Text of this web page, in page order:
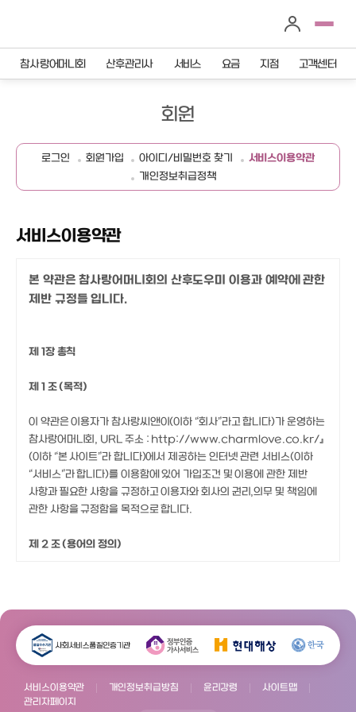
참사랑어머니회 산후관리사 서비스 요금 지점 고객센터
회원
로그인 회원가입 아이디/비밀번호 찾기
서비스이용약관
개인정보취급정책
서비스이용약관
본 약관은 참사랑어머니회의 산후도우미 이용과 예약에 관한
제반 규정들 입니다.
제 1장 총칙
제 1 조 (목적)
이 약관은 이용자가 참사랑씨앤이(이하 “회사”라고 합니다)가 운영하는
참사랑어머니회, URL 주소 : http://www.charmlove.co.kr/』
(이하 “본 사이트”라 합니다)에서 제공하는 인터넷 관련 서비스(이하
“서비스”라 합니다)를 이용함에 있어 가입조건 및 이용에 관한 제반
사항과 필요한 사항을 규정하고 이용자와 회사의 권리,의무 및 책임에
관한 사항을 규정함을 목적으로 합니다.
제 2 조 (용어의 정의)
를 부여받은 일반회원 및 정회원을 말합니다.
나. ‘정회원’이라 함은 본 사이트에서 일반회원에게 제공하는 서비스
외에 부가 서비스를 제공받기 위해 회사가 규정하는 특정의 절차를 통해
가입한 자를 말합니다.
다. ‘회원번호(ID)’라 함은 회원이 서비스를 이용하고, 회사가 회원을
서비스이용약관 개인정보취급방침 윤리강령
사이트맵
관리자페이지